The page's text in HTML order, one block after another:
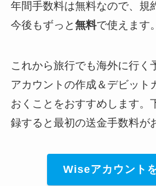
年間手数料は無料なので、規
今後もずっと 無料で使えます。
これから旅行でも海外に行く
アカウントの作成＆デビット
おくことをおすすめします。
録すると最初の送金手数料が
Wiseアカウント